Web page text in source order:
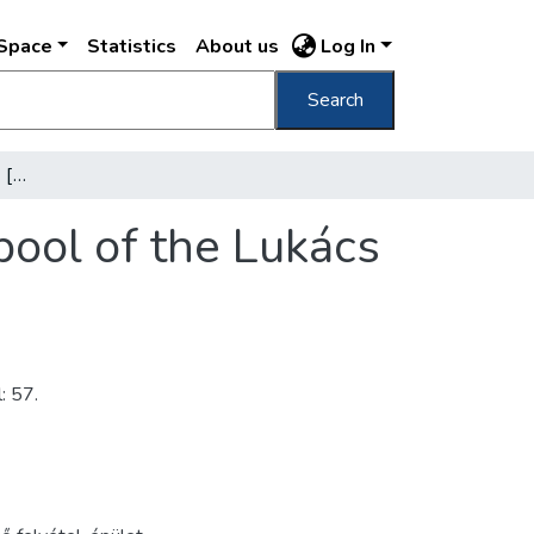
Statistics About us Log In
Search
[A Lukács fürdő uszodája] [The swimming pool of the Lukács Bath]
of the Lukács
57.